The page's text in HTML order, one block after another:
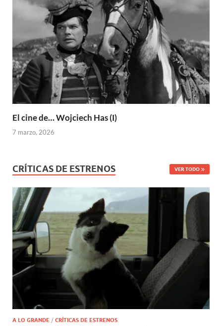
El cine de… Wojciech Has (I)
7 marzo, 2026
CRÍTICAS DE ESTRENOS VER TODO
A LO GRANDE / CRÍTICAS DE ESTRENOS